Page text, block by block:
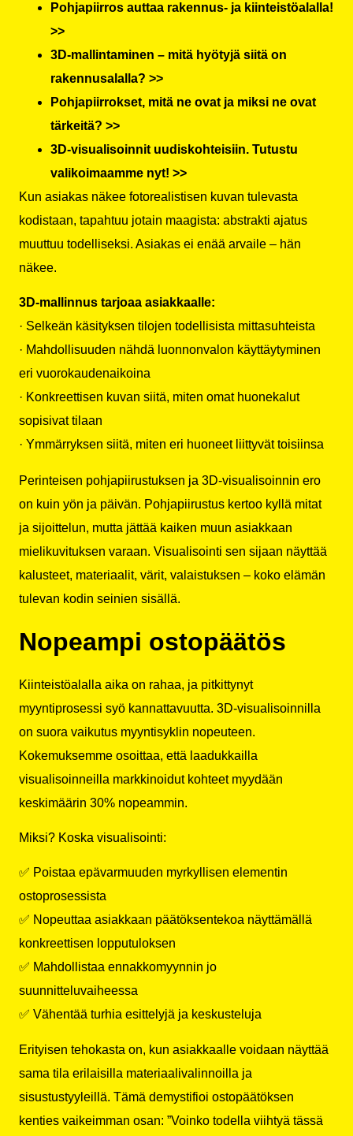
Pohjapiirros auttaa rakennus- ja kiinteistöalalla!
>>
3D-mallintaminen – mitä hyötyjä siitä on
rakennusalalla? >>
Pohjapiirrokset, mitä ne ovat ja miksi ne ovat
tärkeitä? >>
3D-visualisoinnit uudiskohteisiin. Tutustu
valikoimaamme nyt! >>
Kun asiakas näkee fotorealistisen kuvan tulevasta
kodistaan, tapahtuu jotain maagista: abstrakti ajatus
muuttuu todelliseksi. Asiakas ei enää arvaile – hän
näkee.
3D-mallinnus tarjoaa asiakkaalle:
· Selkeän käsityksen tilojen todellisista mittasuhteista
· Mahdollisuuden nähdä luonnonvalon käyttäytyminen
eri vuorokaudenaikoina
· Konkreettisen kuvan siitä, miten omat huonekalut
sopisivat tilaan
· Ymmärryksen siitä, miten eri huoneet liittyvät toisiinsa
Perinteisen pohjapiirustuksen ja 3D-visualisoinnin ero
on kuin yön ja päivän. Pohjapiirustus kertoo kyllä mitat
ja sijoittelun, mutta jättää kaiken muun asiakkaan
mielikuvituksen varaan. Visualisointi sen sijaan näyttää
kalusteet, materiaalit, värit, valaistuksen – koko elämän
tulevan kodin seinien sisällä.
Nopeampi ostopäätös
Kiinteistöalalla aika on rahaa, ja pitkittynyt
myyntiprosessi syö kannattavuutta. 3D-visualisoinnilla
on suora vaikutus myyntisyklin nopeuteen.
Kokemuksemme osoittaa, että laadukkailla
visualisoinneilla markkinoidut kohteet myydään
keskimäärin 30% nopeammin.
Miksi? Koska visualisointi:
✅ Poistaa epävarmuuden myrkyllisen elementin
ostoprosessista
✅ Nopeuttaa asiakkaan päätöksentekoa näyttämällä
konkreettisen lopputuloksen
✅ Mahdollistaa ennakkomyynnin jo
suunnitteluvaiheessa
✅ Vähentää turhia esittelyjä ja keskusteluja
Erityisen tehokasta on, kun asiakkaalle voidaan näyttää
sama tila erilaisilla materiaalivalinnoilla ja
sisustustyyleillä. Tämä demystifioi ostopäätöksen
kenties vaikeimman osan: ”Voinko todella viihtyä tässä